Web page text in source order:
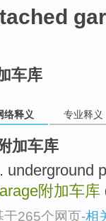
车库
络释义 专业释义
加车库
underground
附加车库
于265个网页-相